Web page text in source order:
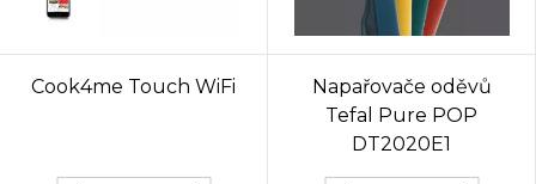
Cook4me Touch WiFi
Napařovače oděvů
Tefal Pure POP
DT2020E1